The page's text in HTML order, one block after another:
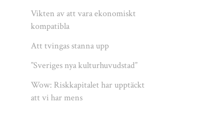
Vikten av att vara ekonomiskt
kompatibla
Att tvingas stanna upp
”Sveriges nya kulturhuvudstad”
Wow: Riskkapitalet har upptäckt
att vi har mens